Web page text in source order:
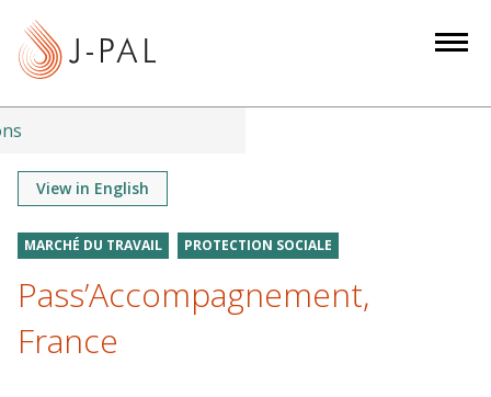
t
View in English
MARCHÉ DU TRAVAIL PROTECTION SOCIALE
Pass’Accompagnement,
France